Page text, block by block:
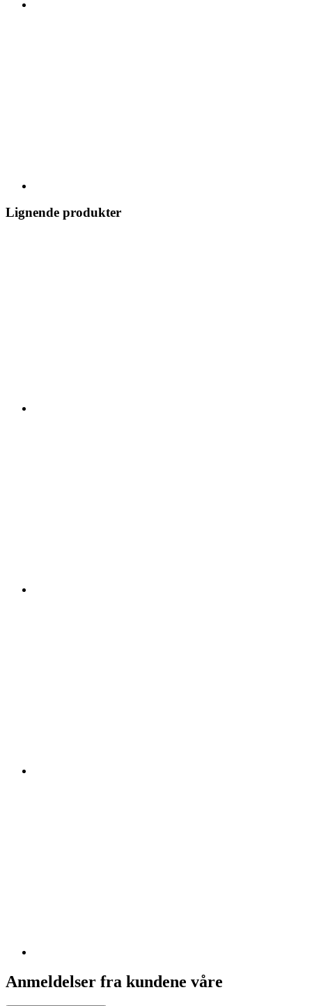
Lignende produkter
Anmeldelser fra kundene våre